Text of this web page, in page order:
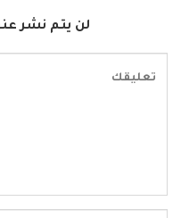
لن يتم نشر